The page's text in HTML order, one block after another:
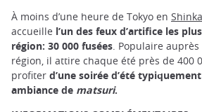
À moins d’une heure de Tokyo en
accueille l’un des feux d’artifice les
région: 30 000 fusées. Populaire
région, il attire chaque été près de 400
profiter d’une soirée d’été
ambiance de matsuri.